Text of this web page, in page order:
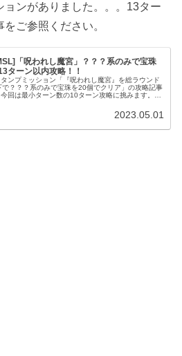
ンがありました。。。13ター
ご参照ください。
「呪われし魔宮」？？？系のみで宝珠
ターン以内攻略！！
ンプミッション「『呪われし魔宮』を総ラウンド
で？？？系のみで宝珠を20個でクリア」の攻略記事
回は最小ターン数の10ターン攻略に挑みます。編
るぐらいのパーティなので再現率は高いと思いま
2023.05.01